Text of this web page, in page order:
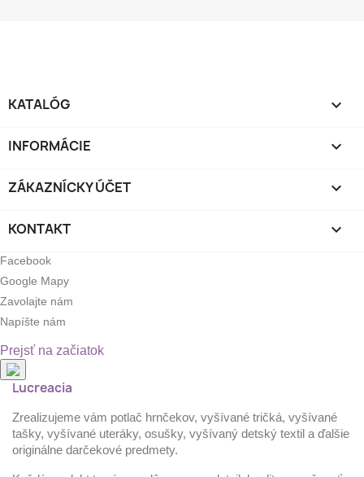
KATALÓG 
INFORMÁCIE 
ZÁKAZNÍCKY ÚČET 
KONTAKT 
Facebook
Google Mapy
Zavolajte nám
Napíšte nám
Prejsť na začiatok
Lucreacia
Zrealizujeme vám potlač hrnčekov, vyšívané tričká, vyšívané
tašky, vyšívané uteráky, osušky, vyšívaný detský textil a ďalšie
originálne darčekové predmety.